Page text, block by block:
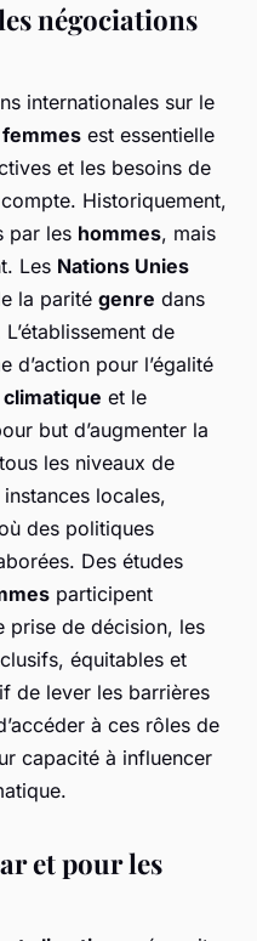
négociations
internationales sur le
femmes est essentielle
et les besoins de
Historiquement,
par les hommes, mais
Les Nations Unies
la parité genre dans
de
d’action pour l’égalité
et le
but d’augmenter la
les niveaux de
locales,
des politiques
Des études
participent
prise de décision, les
équitables et
de lever les barrières
à ces rôles de
capacité à influencer
et pour les